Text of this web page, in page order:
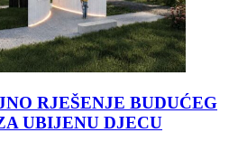
RJEŠENJE BUDUĆEG
UBIJENU DJECU